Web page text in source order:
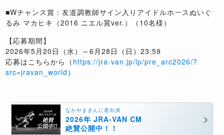
■Wチャンス賞：友道調教師サイン入りアイドルホースぬいぐ
るみ マカヒキ（2016 ニエル賞ver.）（10名様）
【応募期間】
2026年5月20日（水）～6月28日（日）23:59
応募はこちらから（ https://jra-van.jp/lp/pre_arc2026/?
src=jravan_world ）
なかやまきんに君出演
2026年 JRA-VAN CM
絶賛公開中！！